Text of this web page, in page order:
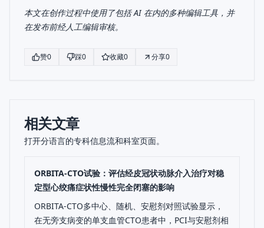
本文在创作过程中使用了包括 AI 在内的多种编辑工具，并
在发布前经人工编辑审核。
赞0 踩0 收藏0 分享0
相关文章
打开分语言的专科信息流和科室页面。
ORBITA-CTO试验：评估经皮冠状动脉介入治疗对稳
定型心绞痛症状性慢性完全闭塞的影响
ORBITA-CTO多中心、随机、安慰剂对照试验显示，
在无旁支病变的单支血管CTO患者中，PCI与安慰剂相